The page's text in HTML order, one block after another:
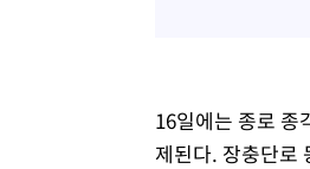
16일에는 종로 종
제된다. 장충단로